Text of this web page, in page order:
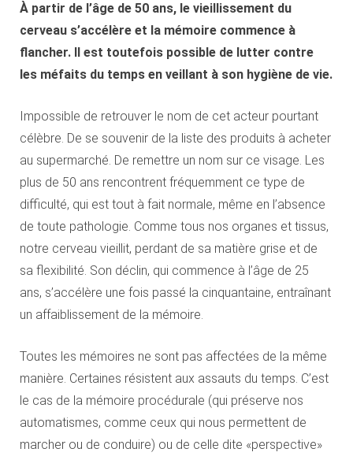
À partir de l’âge de 50 ans, le vieillissement du
cerveau s’accélère et la mémoire commence à
flancher. Il est toutefois possible de lutter contre
les méfaits du temps en veillant à son hygiène de vie.
Impossible de retrouver le nom de cet acteur pourtant
célèbre. De se souvenir de la liste des produits à acheter
au supermarché. De remettre un nom sur ce visage. Les
plus de 50 ans rencontrent fréquemment ce type de
difficulté, qui est tout à fait normale, même en l’absence
de toute pathologie. Comme tous nos organes et tissus,
notre cerveau vieillit, perdant de sa matière grise et de
sa flexibilité. Son déclin, qui commence à l’âge de 25
ans, s’accélère une fois passé la cinquantaine, entraînant
un affaiblissement de la mémoire.
Toutes les mémoires ne sont pas affectées de la même
manière. Certaines résistent aux assauts du temps. C’est
le cas de la mémoire procédurale (qui préserve nos
automatismes, comme ceux qui nous permettent de
marcher ou de conduire) ou de celle dite «perspective»